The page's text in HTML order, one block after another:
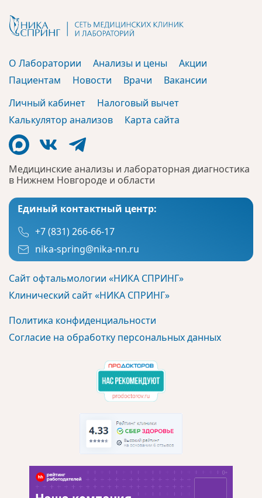
Медицинские анализы и лабораторная диагностика
в Нижнем Новгороде и области
Единый контактный центр:
+7 (831) 266-66-17
nika-spring@nika-nn.ru
Сайт офтальмологии «НИКА СПРИНГ»
Клинический сайт «НИКА СПРИНГ»
Политика конфиденциальности
Согласие на обработку персональных данных
О Лаборатории Анализы и цены
Акции
Пациентам
Новости Врачи
Вакансии
Личный кабинет
Налоговый вычет
Калькулятор анализов
Карта сайта